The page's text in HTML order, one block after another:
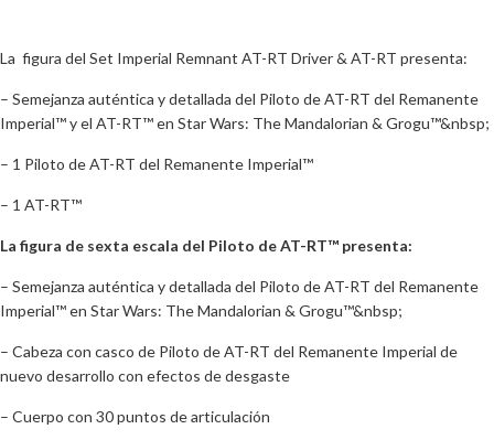
La figura del Set Imperial Remnant AT-RT Driver & AT-RT presenta:
– Semejanza auténtica y detallada del Piloto de AT-RT del Remanente
Imperial™ y el AT-RT™ en Star Wars: The Mandalorian & Grogu™&nbsp;
– 1 Piloto de AT-RT del Remanente Imperial™
– 1 AT-RT™
La figura de sexta escala del Piloto de AT-RT™ presenta:
– Semejanza auténtica y detallada del Piloto de AT-RT del Remanente
Imperial™ en Star Wars: The Mandalorian & Grogu™&nbsp;
– Cabeza con casco de Piloto de AT-RT del Remanente Imperial de
nuevo desarrollo con efectos de desgaste
– Cuerpo con 30 puntos de articulación